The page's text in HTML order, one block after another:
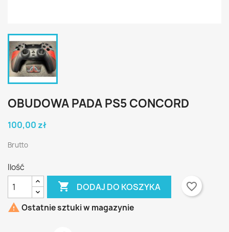
OBUDOWA PADA PS5 CONCORD
100,00 zł
Brutto
Ilość
 DODAJ DO KOSZYKA
favorite_border
 Ostatnie sztuki w magazynie